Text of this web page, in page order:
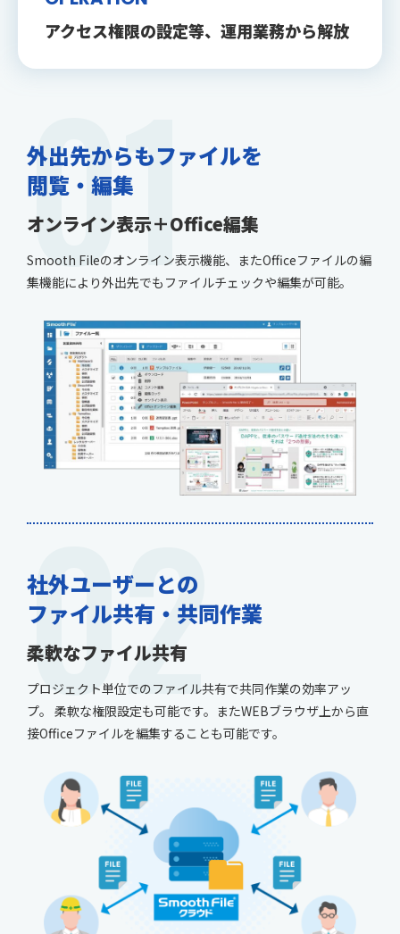
アクセス権限の設定等、運用業務から解放
01
外出先からもファイルを
閲覧・編集
オンライン表示＋Office編集
Smooth Fileのオンライン表示機能、またOfficeファイルの編
集機能により外出先でもファイルチェックや編集が可能。
02
社外ユーザーとの
ファイル共有・共同作業
柔軟なファイル共有
プロジェクト単位でのファイル共有で共同作業の効率アッ
プ。 柔軟な権限設定も可能です。またWEBブラウザ上から直
接Officeファイルを編集することも可能です。